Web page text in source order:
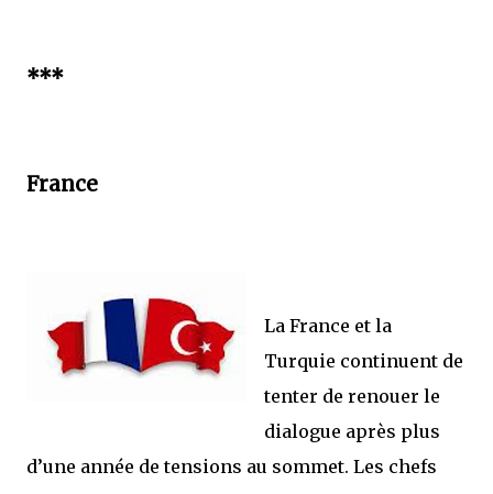
***
France
La France et la
Turquie continuent de
tenter de renouer le
dialogue après plus
d’une année de tensions au sommet. Les chefs